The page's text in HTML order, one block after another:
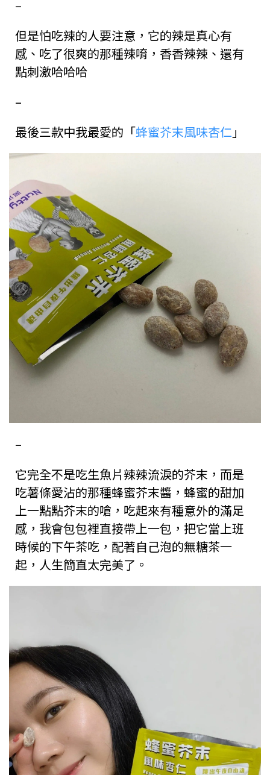
–
但是怕吃辣的人要注意，它的辣是真心有
感、吃了很爽的那種辣唷，香香辣辣、還有
點刺激哈哈哈
–
最後三款中我最愛的「蜂蜜芥末風味杏仁 」
–
它完全不是吃生魚片辣辣流淚的芥末，而是
吃薯條愛沾的那種蜂蜜芥末醬，蜂蜜的甜加
上一點點芥末的嗆，吃起來有種意外的滿足
感，我會包包裡直接帶上一包，把它當上班
時候的下午茶吃，配著自己泡的無糖茶一
起，人生簡直太完美了。